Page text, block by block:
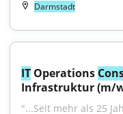
Darmstadt
IT Operations
Infrastruktur (m/